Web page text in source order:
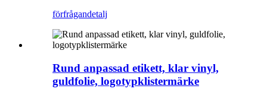
förfrågandetalj
Rund anpassad etikett, klar vinyl,
guldfolie, logotypklistermärke